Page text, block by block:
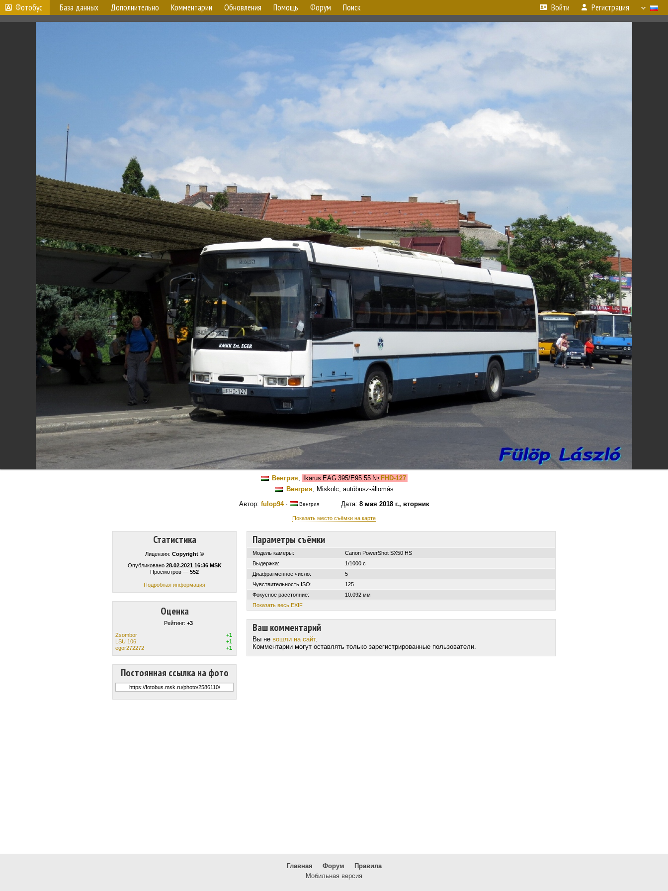
Фотобус База данных Дополнительно Комментарии Обновления Помощь Форум Поиск Войти Регистрация
Венгрия, Ikarus EAG 395/E95.55№ FHD-127
Венгрия, Miskolc, autóbusz-állomás
Автор: fulop94· ВенгрияДата: 8 мая 2018 г., вторник
Показать место съёмки на карте
Статистика
Лицензия: Copyright ©
Опубликовано 28.02.2021 16:36 MSK
Просмотров — 552
Подробная информация
Оценка
Рейтинг: +3
Zsombor
+1
LSU 106
+1
egor272272
+1
Постоянная ссылка на фото
Параметры съёмки
Модель камеры:
Canon PowerShot SX50 HS
Выдержка:
1/1000 с
Диафрагменное число:
5
Чувствительность ISO:
125
Фокусное расстояние:
10.092 мм
Показать весь EXIF
Ваш комментарий
Вы не вошли на сайт.
Комментарии могут оставлять только зарегистрированные пользователи.
Главная Форум
Правила
Мобильная версия